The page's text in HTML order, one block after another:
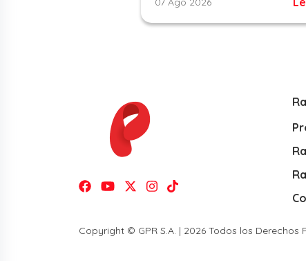
Copyright © GPR S.A. | 2026 Todos los Derechos